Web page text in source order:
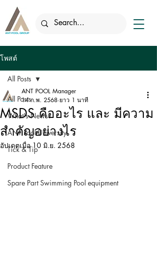
โพสต์
All Posts
What's News?
ANT Pool University
Tick & Tip
Product Feature
Spare Part Swimming Pool equipment
All Posts
MSDS คืออะไร และ มีความ
สำคัญอย่างไร
ANT POOL Manager
14 ก.พ. 2568 ยาว 1 นาที
อัปเดตเมื่อ10 มิ.ย. 2568